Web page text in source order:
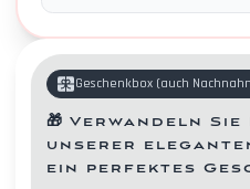
Geschenkbox (auch
🎁 Verwandeln
unserer
ein perfektes